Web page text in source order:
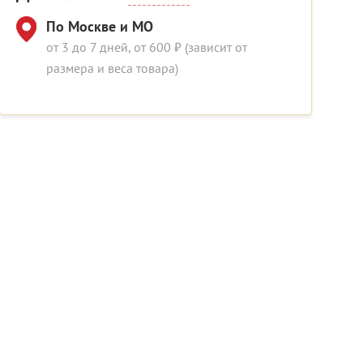
По Москве и МО
от 3 до 7 дней, от 600 ₽ (зависит от
размера и веса товара)